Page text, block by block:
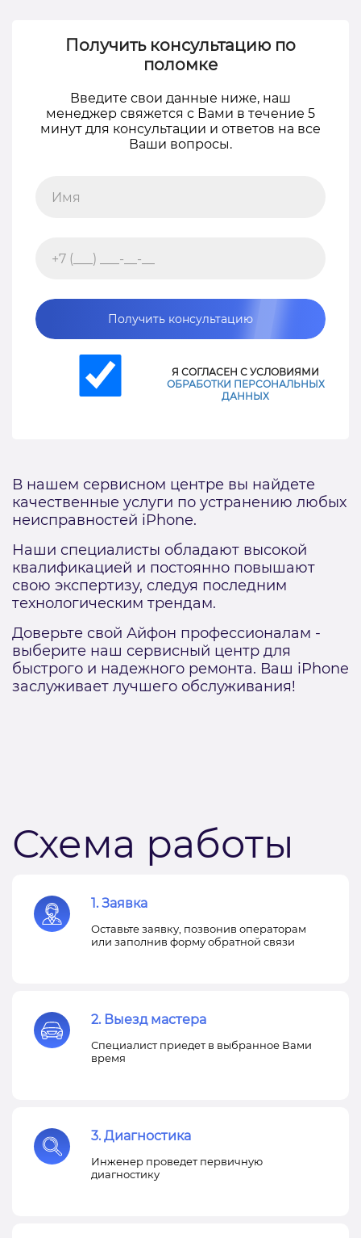
Получить консультацию по
поломке
Введите свои данные ниже, наш
менеджер свяжется с Вами в течение 5
минут для консультации и ответов на все
Ваши вопросы.
Получить консультацию
Я СОГЛАСЕН С УСЛОВИЯМИ
ОБРАБОТКИ ПЕРСОНАЛЬНЫХ
ДАННЫХ
В нашем сервисном центре вы найдете
качественные услуги по устранению любых
неисправностей iPhone.
Наши специалисты обладают высокой
квалификацией и постоянно повышают
свою экспертизу, следуя последним
технологическим трендам.
Доверьте свой Айфон профессионалам -
выберите наш сервисный центр для
быстрого и надежного ремонта. Ваш iPhone
заслуживает лучшего обслуживания!
Схема работы
1. Заявка
Оставьте заявку, позвонив операторам
или заполнив форму обратной связи
2. Выезд мастера
Специалист приедет в выбранное Вами
время
3. Диагностика
Инженер проведет первичную
диагностику